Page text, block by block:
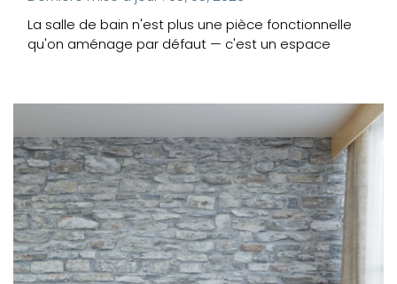
La salle de bain n'est plus une pièce fonctionnelle
qu'on aménage par défaut — c'est un espace